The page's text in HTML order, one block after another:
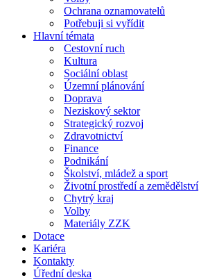
Ochrana oznamovatelů
Potřebuji si vyřídit
Hlavní témata
Cestovní ruch
Kultura
Sociální oblast
Územní plánování
Doprava
Neziskový sektor
Strategický rozvoj
Zdravotnictví
Finance
Podnikání
Školství, mládež a sport
Životní prostředí a zemědělství
Chytrý kraj
Volby
Materiály ZZK
Dotace
Kariéra
Kontakty
Úřední deska